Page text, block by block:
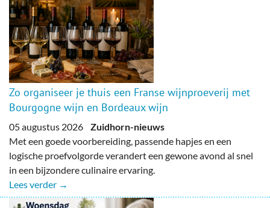
Zo organiseer je thuis een Franse wijnproeverij met
Bourgogne wijn en Bordeaux wijn
05 augustus 2026 Zuidhorn-nieuws
Met een goede voorbereiding, passende hapjes en een
logische proefvolgorde verandert een gewone avond al snel
in een bijzondere culinaire ervaring.
Lees verder →